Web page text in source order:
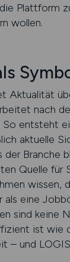
Plattform
wollen.
Aktualität
nach
entsteht
aktuelle
der
Quelle
als eine
sind keine
ist wie
– und